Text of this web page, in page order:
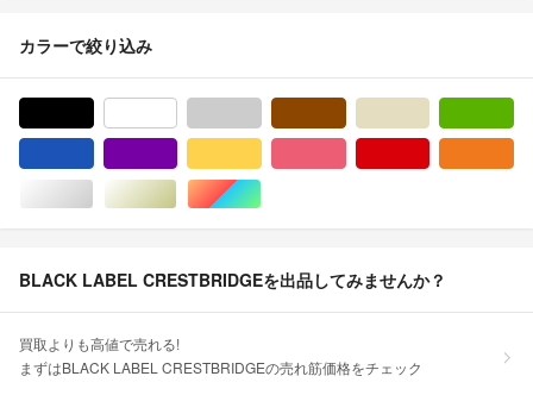
カラーで絞り込み
シルバー/銀色系ゴールド/金色系マルチカラー
BLACK LABEL CRESTBRIDGEを出品してみませんか？
買取よりも高値で売れる!
まずはBLACK LABEL CRESTBRIDGEの売れ筋価格をチェック